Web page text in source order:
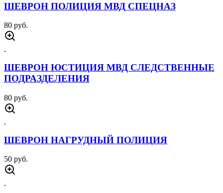
ШЕВРОН ПОЛИЦИЯ МВД СПЕЦНАЗ
80 руб.
ШЕВРОН ЮСТИЦИЯ МВД СЛЕДСТВЕННЫЕ
ПОДРАЗДЕЛЕНИЯ
80 руб.
ШЕВРОН НАГРУДНЫЙ ПОЛИЦИЯ
50 руб.